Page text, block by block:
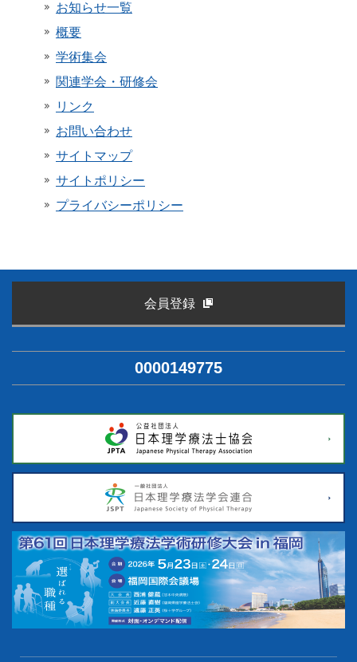
お知らせ一覧
概要
学術集会
関連学会・研修会
リンク
お問い合わせ
サイトマップ
サイトポリシー
プライバシーポリシー
会員登録
0000149775